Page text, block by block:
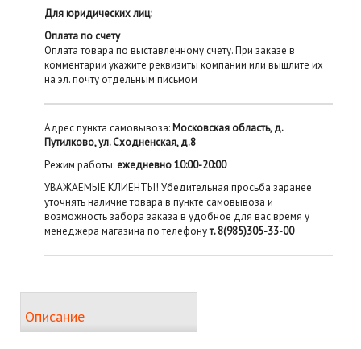
Для юридических лиц:
Оплата по счету
Оплата товара по выставленному счету. При заказе в
комментарии укажите реквизиты компании или вышлите их
на эл. почту отдельным письмом
Адрес пункта самовывоза: Московская область, д.
Путилково, ул. Сходненская, д.8
Режим работы: ежедневно 10:00-20:00
УВАЖАЕМЫЕ КЛИЕНТЫ! Убедительная просьба заранее
уточнять наличие товара в пункте самовывоза и
возможность забора заказа в удобное для вас время у
менеджера магазина по телефонут. 8(985)305-33-00
Описание